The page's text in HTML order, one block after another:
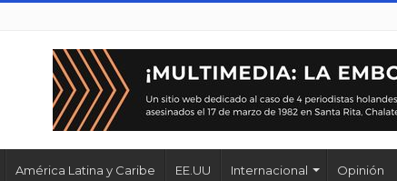
América Latina y Caribe EE.UU Internacional Opinión